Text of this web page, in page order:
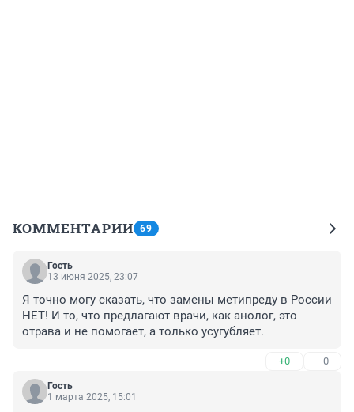
КОММЕНТАРИИ 69
Гость
13 июня 2025, 23:07
Я точно могу сказать, что замены метипреду в России
НЕТ! И то, что предлагают врачи, как анолог, это
отрава и не помогает, а только усугубляет.
+0 –0
Гость
1 марта 2025, 15:01